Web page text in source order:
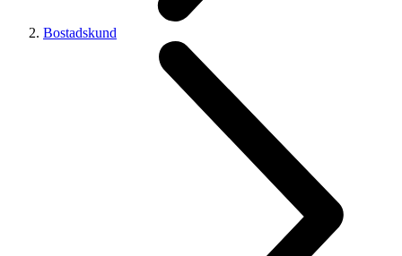
Bostadskund